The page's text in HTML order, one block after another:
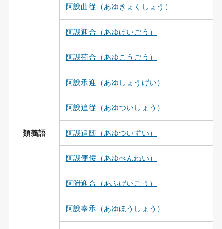
類義語
阿諛曲従（あゆきょくしょう）
阿諛迎合（あゆげいごう）
阿諛苟合（あゆこうごう）
阿諛承迎（あゆしょうげい）
阿諛追従（あゆついしょう）
阿諛追随（あゆついずい）
阿諛便佞（あゆべんねい）
阿附迎合（あふげいごう）
阿諛奉承（あゆほうしょう）